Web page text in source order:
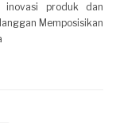
inovasi produk dan
Memposisikan